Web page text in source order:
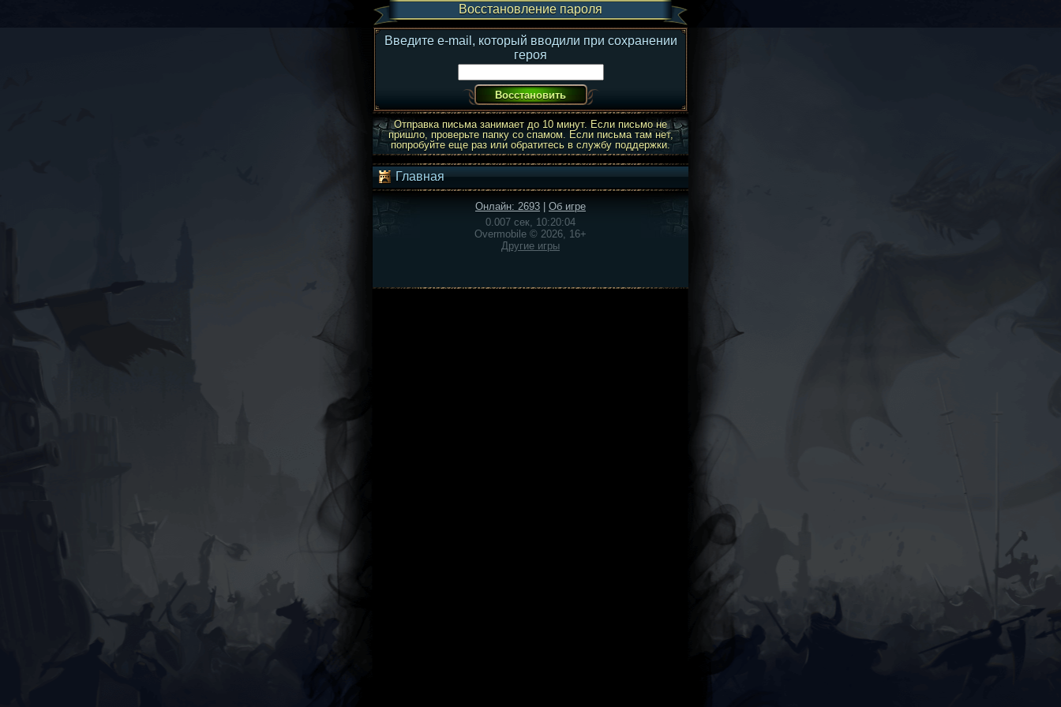
Восстановление пароля
Введите e-mail, который вводили при сохранении
героя
Отправка письма занимает до 10 минут. Если письмо не
пришло, проверьте папку со спамом. Если письма там нет,
попробуйте еще раз или обратитесь в службу поддержки.
Главная
Онлайн: 2693
Об игре
0.007 сек, 10:20:04
Overmobile © 2026, 16+
Другие игры